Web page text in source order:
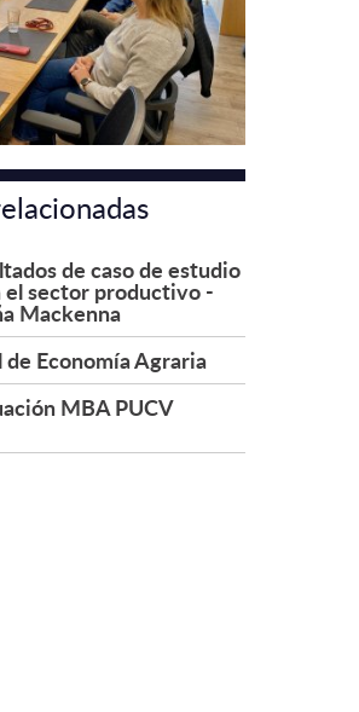
de caso de estudio
sector productivo -
Mackenna
Economía Agraria
MBA PUCV